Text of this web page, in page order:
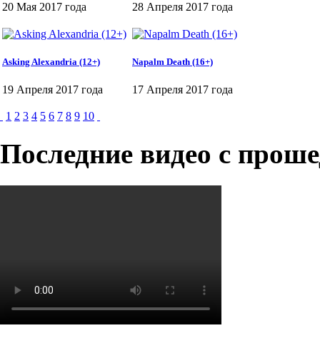
20 Мая 2017 года 28 Апреля 2017 года
Asking Alexandria (12+)
19 Апреля 2017 года
Napalm Death (16+)
17 Апреля 2017 года
1 2 3 4 5 6 7 8 9 10
Последние видео с